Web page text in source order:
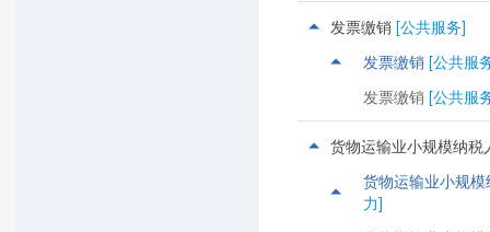
发票缴销 [公共服务]
发票缴销 [公共服
发票缴销 [公共服
货物运输业小规模纳
货物运输业小规
力]